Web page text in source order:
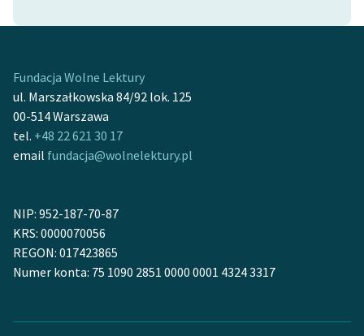
lektur szkolnych oraz
Starego Testamentu
Odkurzamy bohaterów
Szkoła Poezji Wolnych
O nas
Kontakt
O projekcie
Fundacja Wolne Lektury
ul. Marszałkowska 84/92 lok. 125
00-514 Warszawa
tel. +48 22 621 30 17
email fundacja@wolnelektury.pl
NIP: 952-187-70-87
KRS: 0000070056
REGON: 017423865
Numer konta: 75 1090 2851 0000 0001 4324 3317